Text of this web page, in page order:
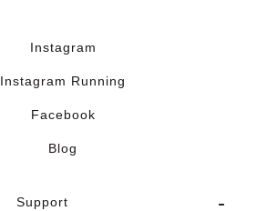
Instagram
Instagram Running
Facebook
Blog
Support